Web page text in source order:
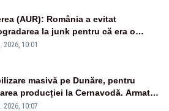
(AUR): România a evitat
la junk pentru că era o
pentru bănci și fondurile de
2026, 10:01
masivă pe Dunăre, pentru
producției la Cernavodă. Armata
o stâncă și va devia apa
2026, 10:07